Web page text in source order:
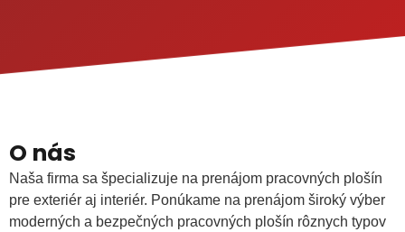
O nás
Naša firma sa špecializuje na prenájom pracovných plošín
pre exteriér aj interiér. Ponúkame na prenájom široký výber
moderných a bezpečných pracovných plošín rôznych typov